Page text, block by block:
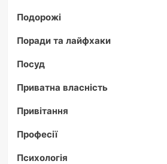
Подорожі
Поради та лайфхаки
Посуд
Приватна власність
Привітання
Професії
Психологія